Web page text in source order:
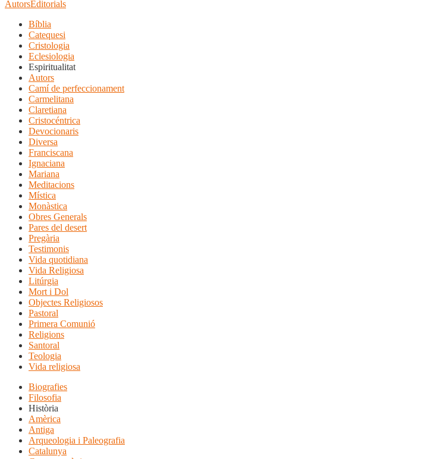
AutorsEditorials
Bíblia
Catequesi
Cristologia
Eclesiologia
Espiritualitat
Autors
Camí de perfeccionament
Carmelitana
Claretiana
Cristocéntrica
Devocionaris
Diversa
Franciscana
Ignaciana
Mariana
Meditacions
Mística
Monàstica
Obres Generals
Pares del desert
Pregària
Testimonis
Vida quotidiana
Vida Religiosa
Litúrgia
Mort i Dol
Objectes Religiosos
Pastoral
Primera Comunió
Religions
Santoral
Teologia
Vida religiosa
Biografies
Filosofia
Història
Amèrica
Antiga
Arqueologia i Paleografia
Catalunya